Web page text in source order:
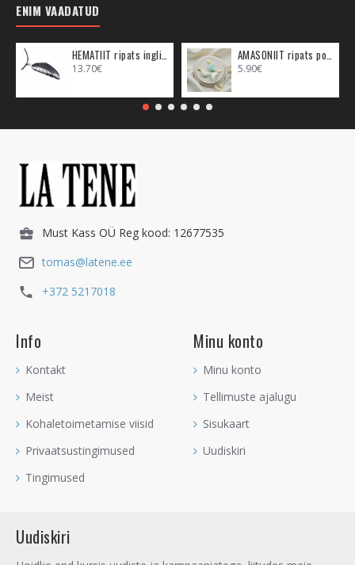
ENIM VAADATUD
13.70€ 5.90€
Must Kass OÜ Reg kood: 12677535
tomas@latene.ee
+372 5217018
Info
Kontakt
Meist
Kohaletoimetamise viisid
Privaatsustingimused
Tingimused
Minu konto
Minu konto
Tellimuste ajalugu
Sisukaart
Uudiskiri
Uudiskiri